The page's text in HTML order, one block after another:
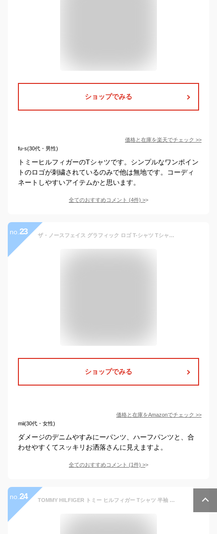
ショップでみる
価格と在庫を楽天でチェック >>
fu-s(30代・男性)
トミーヒルフィガーのTシャツです。シンプルなワンポイン
トのロゴが刺繍されているのみで他は無地です。コーディ
ネートしやすいアイテムかと思います。
全てのおすすめコメント (4件) >
no. 23 ザ・ノースフェイス グラフィック ロゴ T-シャツ Tシャツ THE NORTH FACE GRAPHIC TEE NF0A498H (ホワイト, L) [並行輸入品]
ショップでみる
価格と在庫をAmazonでチェック >>
mii(30代・女性)
ダメージのデニムやすみにーパンツ、ハーフパンツと、合
わせやすくてスッキリお洒落さんに見えますよ。
全てのおすすめコメント (1件) >
no. 24 TOMMY HILFIGER トミー ヒルフィガー Tシャツ 半袖 メンズ 丸首 かっこいい かわいい 白 ブラック 黒 綿 コットン100% 男女兼用 Vネック クルーネック ワンポイント 無地 ブランド 男性 プレゼント 誕生日プレゼント 彼氏 父 ギフト